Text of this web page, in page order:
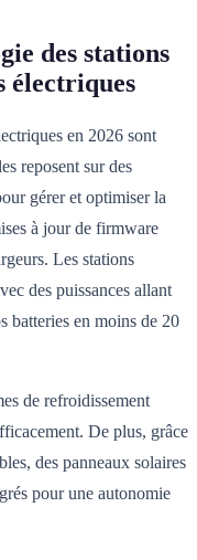
des stations
électriques
en 2026 sont
reposent sur des
gérer et optimiser la
à jour de firmware
Les stations
des puissances allant
batteries en moins de 20
de refroidissement
De plus, grâce
des panneaux solaires
pour une autonomie